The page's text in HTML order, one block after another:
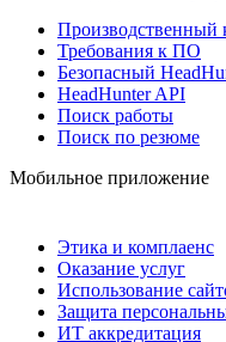
Производственный
Требования к ПО
Безопасный
HeadHunter API
Поиск работы
Поиск по резюме
Мобильное приложение
Этика и комплаенс
Оказание услуг
Использование
Защита
ИТ аккредитация